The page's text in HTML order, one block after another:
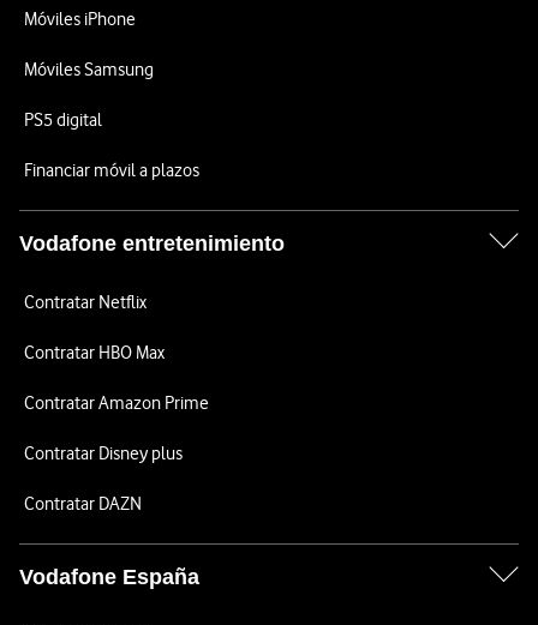
Móviles iPhone
Móviles Samsung
PS5 digital
Financiar móvil a plazos
Vodafone entretenimiento
Contratar Netflix
Contratar HBO Max
Contratar Amazon Prime
Contratar Disney plus
Contratar DAZN
Vodafone España